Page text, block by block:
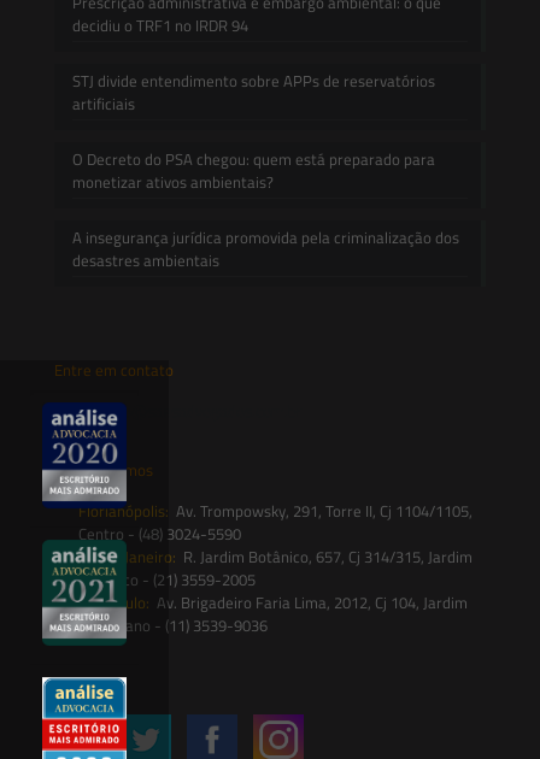
decidiu o TRF1 no IRDR 94
STJ divide entendimento sobre APPs de reservatórios
artificiais
O Decreto do PSA chegou: quem está preparado para
monetizar ativos ambientais?
A insegurança jurídica promovida pela criminalização dos
desastres ambientais
Entre em contato
contato@saesadvogados.com.br
Onde estamos
Florianópolis: Av. Trompowsky, 291, Torre II, Cj 1104/1105,
Centro - (48) 3024-5590
Rio de Janeiro: R. Jardim Botânico, 657, Cj 314/315, Jardim
Botânico - (21) 3559-2005
São Paulo: Av. Brigadeiro Faria Lima, 2012, Cj 104, Jardim
Paulistano - (11) 3539-9036
Siga-nos